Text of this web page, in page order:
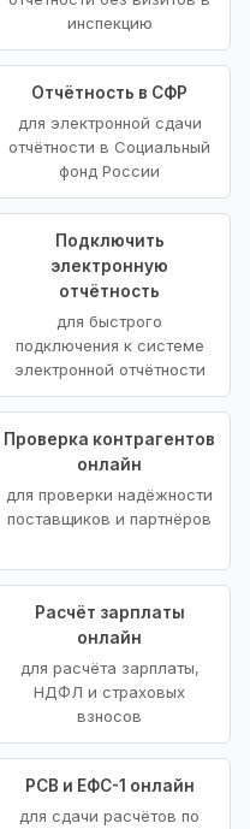
инспекцию
Отчётность в СФР
для электронной сдачи
отчётности в Социальный
фонд России
Подключить
электронную
отчётность
для быстрого
подключения к системе
электронной отчётности
Проверка контрагентов
онлайн
для проверки надёжности
поставщиков и партнёров
Расчёт зарплаты
онлайн
для расчёта зарплаты,
НДФЛ и страховых
взносов
РСВ и ЕФС-1 онлайн
для сдачи расчётов по